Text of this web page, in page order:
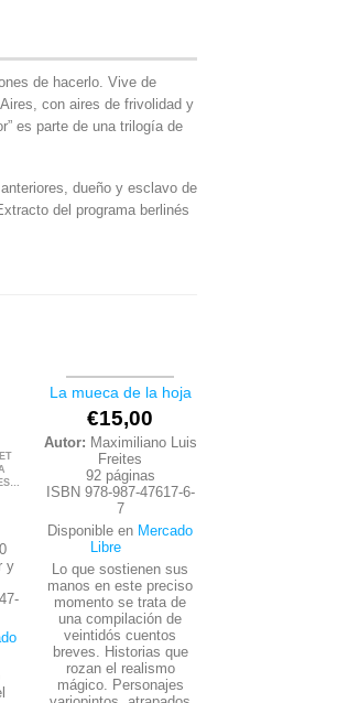
de hacerlo. Vive de
con aires de frivolidad y
es parte de una trilogía de
dueño y esclavo de
del programa berlinés
y
La mueca de la hoja
€15,00
Autor: Maximiliano Luis
Freites
92 páginas
ISBN 978-987-47617-6-
7
Disponible en Mercado
Libre
Lo que sostienen sus
manos en este preciso
momento se trata de
una compilación de
veintidós cuentos
breves. Historias que
rozan el realismo
mágico. Personajes